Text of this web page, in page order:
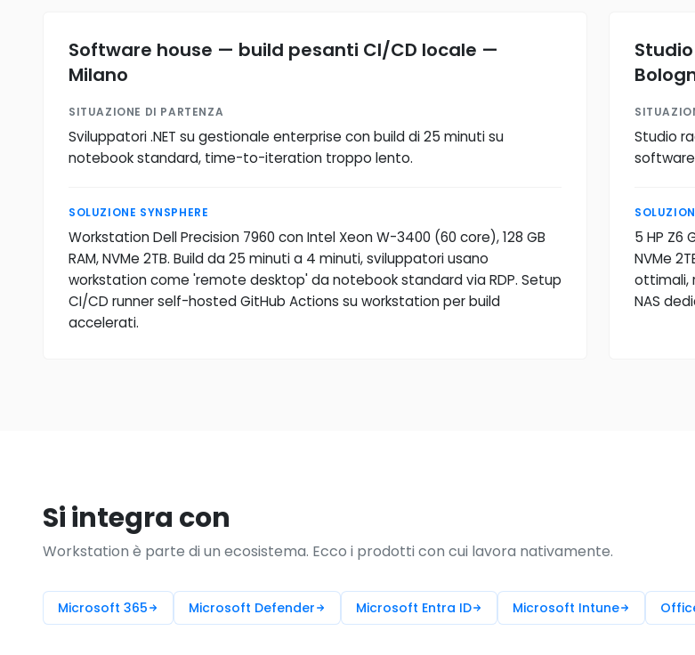
Software house — build pesanti CI/CD locale —
Milano
SITUAZIONE DI PARTENZA
Sviluppatori .NET su gestionale enterprise con build di 25 minuti su
notebook standard, time-to-iteration troppo lento.
SOLUZIONE SYNSPHERE
Workstation Dell Precision 7960 con Intel Xeon W-3400 (60 core), 128 GB
RAM, NVMe 2TB. Build da 25 minuti a 4 minuti, sviluppatori usano
workstation come 'remote desktop' da notebook standard via RDP. Setup
CI/CD runner self-hosted GitHub Actions su workstation per build
accelerati.
Studio
5 HP Z6
NVMe
ottimali,
NAS
Si integra con
Workstation è parte di un ecosistema. Ecco i prodotti con cui lavora nativamente.
Microsoft 365 Microsoft Defender Microsoft Entra ID Microsoft Intune